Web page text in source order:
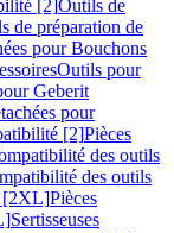
[2]Outils de
de préparation de
pour Bouchons
Outils pour
Geberit
pour
[2]Pièces
des outils
des outils
[2XL]Pièces
Sertisseuses